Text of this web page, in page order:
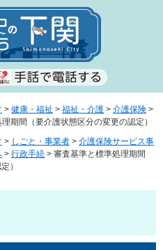
> 健康・福祉 > 福祉・介護 > 介護保険 >
期間（要介護状態区分の変更の認定）
> しごと・事業者 > 介護保険サービス事
> 行政手続 > 審査基準と標準処理期間
）